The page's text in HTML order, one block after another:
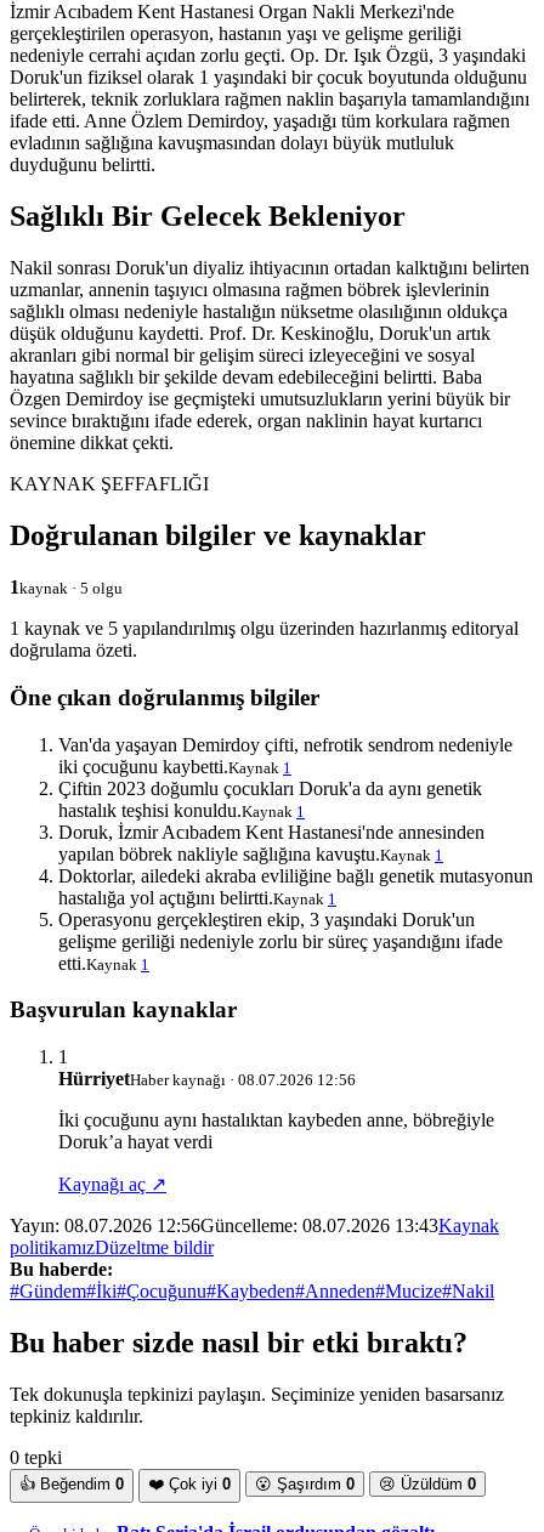
İzmir Acıbadem Kent Hastanesi Organ Nakli Merkezi'nde
gerçekleştirilen operasyon, hastanın yaşı ve gelişme geriliği
nedeniyle cerrahi açıdan zorlu geçti. Op. Dr. Işık Özgü, 3 yaşındaki
Doruk'un fiziksel olarak 1 yaşındaki bir çocuk boyutunda olduğunu
belirterek, teknik zorluklara rağmen naklin başarıyla tamamlandığını
ifade etti. Anne Özlem Demirdoy, yaşadığı tüm korkulara rağmen
evladının sağlığına kavuşmasından dolayı büyük mutluluk
duyduğunu belirtti.
Sağlıklı Bir Gelecek Bekleniyor
Nakil sonrası Doruk'un diyaliz ihtiyacının ortadan kalktığını belirten
uzmanlar, annenin taşıyıcı olmasına rağmen böbrek işlevlerinin
sağlıklı olması nedeniyle hastalığın nüksetme olasılığının oldukça
düşük olduğunu kaydetti. Prof. Dr. Keskinoğlu, Doruk'un artık
akranları gibi normal bir gelişim süreci izleyeceğini ve sosyal
hayatına sağlıklı bir şekilde devam edebileceğini belirtti. Baba
Özgen Demirdoy ise geçmişteki umutsuzlukların yerini büyük bir
sevince bıraktığını ifade ederek, organ naklinin hayat kurtarıcı
önemine dikkat çekti.
KAYNAK ŞEFFAFLIĞI
Doğrulanan bilgiler ve kaynaklar
1kaynak · 5 olgu
1 kaynak ve 5 yapılandırılmış olgu üzerinden hazırlanmış editoryal
doğrulama özeti.
Öne çıkan doğrulanmış bilgiler
Van'da yaşayan Demirdoy çifti, nefrotik sendrom nedeniyle
iki çocuğunu kaybetti.Kaynak 1
Çiftin 2023 doğumlu çocukları Doruk'a da aynı genetik
hastalık teşhisi konuldu.Kaynak 1
Doruk, İzmir Acıbadem Kent Hastanesi'nde annesinden
yapılan böbrek nakliyle sağlığına kavuştu.Kaynak 1
Doktorlar, ailedeki akraba evliliğine bağlı genetik mutasyonun
hastalığa yol açtığını belirtti.Kaynak 1
Operasyonu gerçekleştiren ekip, 3 yaşındaki Doruk'un
gelişme geriliği nedeniyle zorlu bir süreç yaşandığını ifade
etti.Kaynak 1
Başvurulan kaynaklar
1
HürriyetHaber kaynağı · 08.07.2026 12:56
İki çocuğunu aynı hastalıktan kaybeden anne, böbreğiyle
Doruk’a hayat verdi
Kaynağı aç ↗
Yayın: 08.07.2026 12:56Güncelleme: 08.07.2026 13:43Kaynak
politikamızDüzeltme bildir
Bu haberde:
#Gündem#İki#Çocuğunu#Kaybeden#Anneden#Mucize#Nakil
Bu haber sizde nasıl bir etki bıraktı?
Tek dokunuşla tepkinizi paylaşın. Seçiminize yeniden basarsanız
tepkiniz kaldırılır.
0 tepki
👍 Beğendim 0 ❤️ Çok iyi 0 😮 Şaşırdım 0 😢 Üzüldüm 0